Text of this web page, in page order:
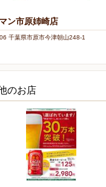
ン市原姉崎店
千葉県市原市今津朝山248-1
のお店